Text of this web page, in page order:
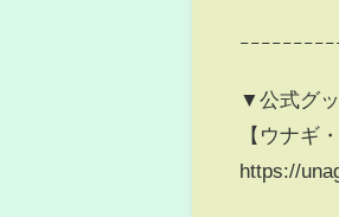
ｰｰｰｰｰｰｰｰ
▼公式グ
【ウナギ
https://